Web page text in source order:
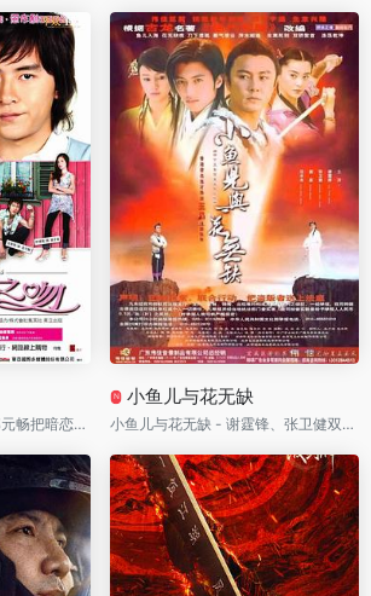
恶作剧之吻 - 林依晨、郑元畅把暗恋拍成青春神话！笨蛋少女倒追天才校草，甜到全亚洲集体沦陷
N 小鱼儿与花无缺
小鱼儿与花无缺 - 谢霆锋、张卫健双雄对决！江湖第一恶人与绝世公子联手，竟被一场惊天阴谋逼到手足相残